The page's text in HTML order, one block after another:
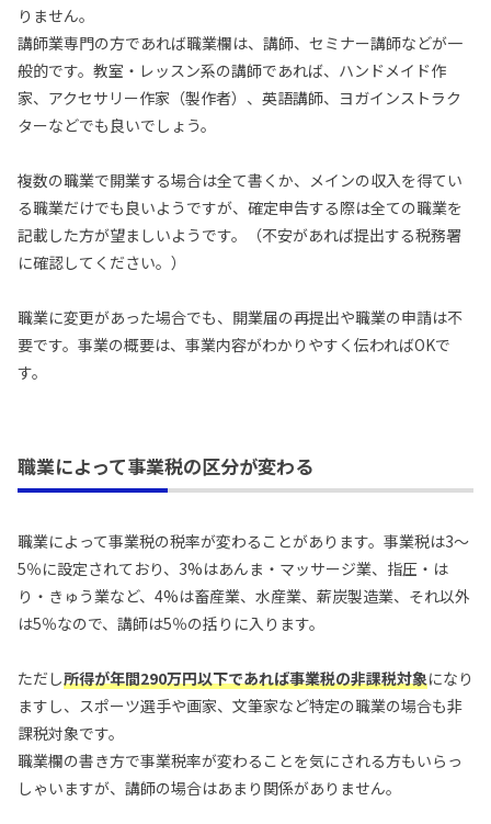
りません。
講師業専門の方であれば職業欄は、講師、セミナー講師などが一
般的です。教室・レッスン系の講師であれば、ハンドメイド作
家、アクセサリー作家（製作者）、英語講師、ヨガインストラク
ターなどでも良いでしょう。
複数の職業で開業する場合は全て書くか、メインの収入を得てい
る職業だけでも良いようですが、確定申告する際は全ての職業を
記載した方が望ましいようです。（不安があれば提出する税務署
に確認してください。）
職業に変更があった場合でも、開業届の再提出や職業の申請は不
要です。事業の概要は、事業内容がわかりやすく伝わればOKで
す。
職業によって事業税の区分が変わる
職業によって事業税の税率が変わることがあります。事業税は3〜
5％に設定されており、3%はあんま・マッサージ業、指圧・は
り・きゅう業など、4%は畜産業、水産業、薪炭製造業、それ以外
は5％なので、講師は5％の括りに入ります。
ただし所得が年間290万円以下であれば事業税の非課税対象になり
ますし、スポーツ選手や画家、文筆家など特定の職業の場合も非
課税対象です。
職業欄の書き方で事業税率が変わることを気にされる方もいらっ
しゃいますが、講師の場合はあまり関係がありません。